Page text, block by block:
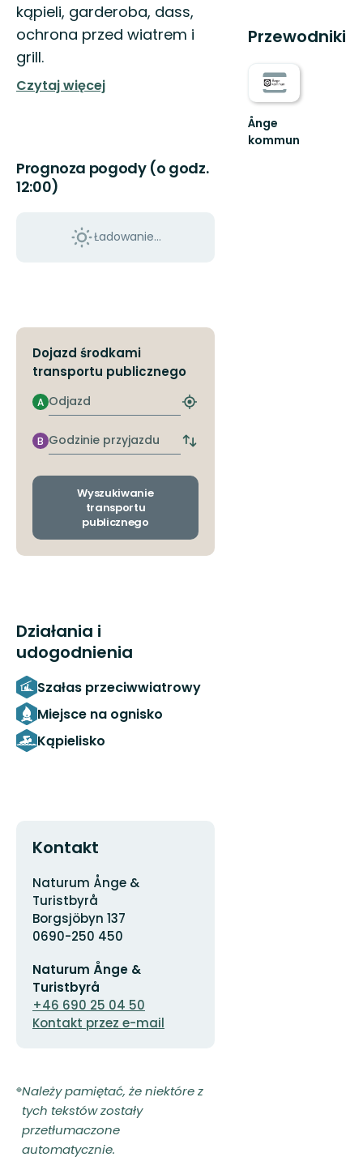
kąpieli, garderoba, dass,
ochrona przed wiatrem i
grill.
Czytaj więcej
Prognoza pogody (o godz.
12:00)
Ładowanie...
Dojazd środkami
transportu publicznego
Odjazd
A
Znajdź
przystanek
Godzinie
przyjazdu
B
Zmiana
odjazdu
Wyszukiwanie
transportu
publicznego
Działania i
udogodnienia
Szałas przeciwwiatrowy
Miejsce na ognisko
Kąpielisko
Kontakt
Adres
Naturum Ånge &
Turistbyrå
Borgsjöbyn 137
0690-250 450
e-
mail
Naturum Ånge &
Turistbyrå
+46 690 25 04 50
Kontakt przez e-mail
Należy pamiętać, że niektóre z
tych tekstów zostały
przetłumaczone
automatycznie.
Przewodniki
Ånge
kommun